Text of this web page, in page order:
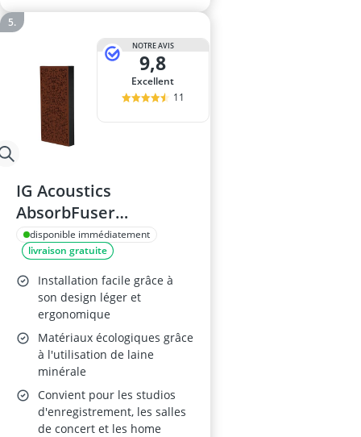
NOTRE AVIS
9,8
Excellent
11
IG Acoustics
AbsorbFuser
100x50x11cm
disponible immédiatement
livraison gratuite
Installation facile grâce à
son design léger et
ergonomique
Matériaux écologiques grâce
à l'utilisation de laine
minérale
Convient pour les studios
d'enregistrement, les salles
de concert et les home